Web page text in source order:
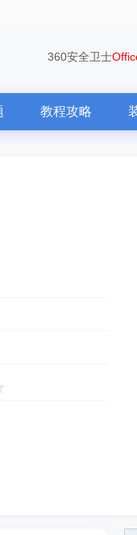
360安全卫士
教程攻略